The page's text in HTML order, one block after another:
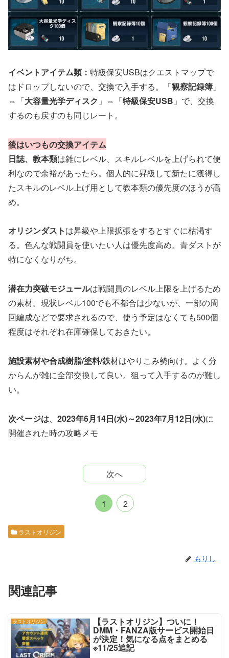
イベントアイテム類： 特級保安USBはクエストマップで
はドロップしないので、交換で入手する。「観察記録簿 」
⇔「大容量光学ディスク 」⇔「特級保安USB 」で、交換
するのも戻すのも同じレート。
後はいつもの交換アイテム
日誌、教本類は雑にレベル、スキルレベルを上げられて便
利なので余裕があったら。個人的に昇級して新たに獲得し
たスキルのレベル上げ用として教本類の優先度のほうが高
め。
オリジンダストは昇級や上限拡張をするとすぐに枯渇す
る。色んな戦闘員を使いたい人は優先度高め。青ダストが
特になくなりがち。
潜在力突破モジュールは戦闘員のレベル上限を上げるため
の素材。現状レベル100でも不都合は少ないが、一部の周
回編成などで要求されるので、使う予定はなくても500個
程度はそれぞれ在庫確保しておきたい。
施設素材や合成樹脂/塗料/鉄材はやりこみ勢向け。よく分
からんが雑に全部交換して良い。狙って入手するのが難し
い。
次ページは、 2023年6月14日(水)～2023年7月12日(水)に
開催された時の攻略メモ
次へ
1 2
ラストオリジン
もりし
関連記事
ラストオリジン 【ラストオリジン】ついに！
DMM・FANZA版サービス開始日
が決定！気になる点をまとめる
※11/25追記